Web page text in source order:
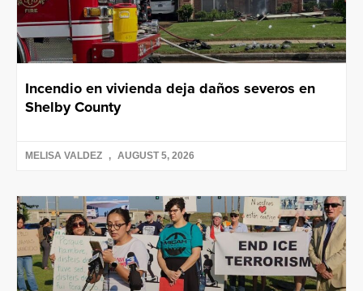
Incendio en vivienda deja daños severos en
Shelby County
MELISA VALDEZ AUGUST 5, 2026